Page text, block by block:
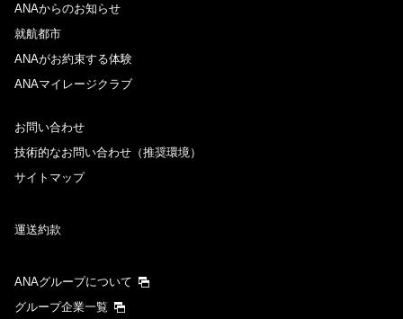
ANAからのお知らせ
就航都市
ANAがお約束する体験
ANAマイレージクラブ
お問い合わせ
技術的なお問い合わせ（推奨環境）
サイトマップ
運送約款
ANAグループについて
グループ企業一覧